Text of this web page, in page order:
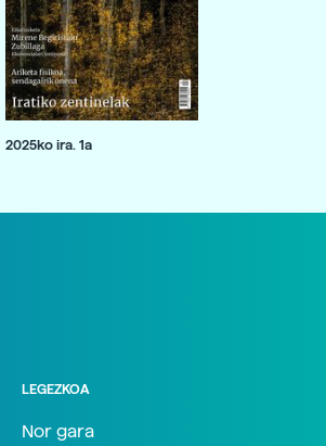
2025ko ira. 1a
LEGEZKOA
Nor gara